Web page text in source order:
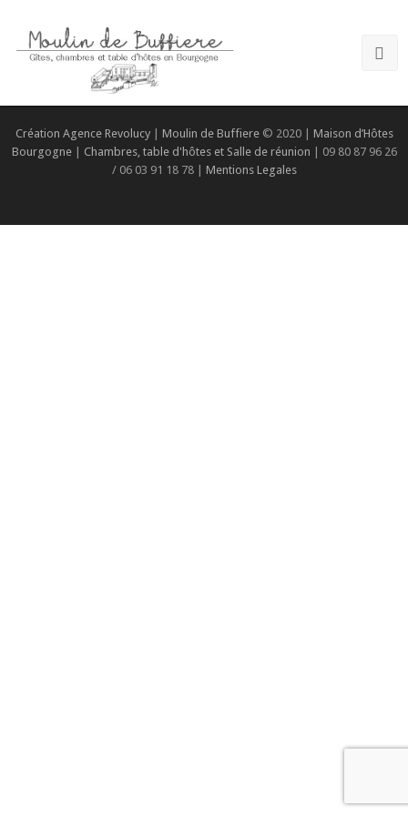
Création Agence Revolucy| Moulin de Buffiere© 2020 | Maison d’Hôtes
Bourgogne| Chambres, table d'hôtes et Salle de réunion
| 09 80 87 96 26
/ 06 03 91 18 78 | Mentions Legales